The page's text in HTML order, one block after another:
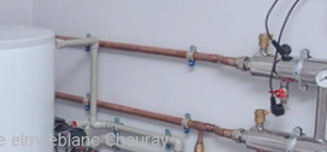
elm leblanc Chauray